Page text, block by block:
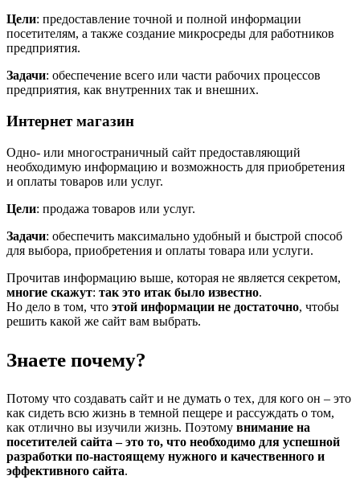
Цели: предоставление точной и полной информации
посетителям, а также создание микросреды для работников
предприятия.
Задачи: обеспечение всего или части рабочих процессов
предприятия, как внутренних так и внешних.
Интернет магазин
Одно- или многостраничный сайт предоставляющий
необходимую информацию и возможность для приобретения
и оплаты товаров или услуг.
Цели: продажа товаров или услуг.
Задачи: обеспечить максимально удобный и быстрой способ
для выбора, приобретения и оплаты товара или услуги.
Прочитав информацию выше, которая не является секретом,
многие скажут: так это итак было известно.
Но дело в том, что этой информации не достаточно, чтобы
решить какой же сайт вам выбрать.
Знаете почему?
Потому что создавать сайт и не думать о тех, для кого он – это
как сидеть всю жизнь в темной пещере и рассуждать о том,
как отлично вы изучили жизнь. Поэтому внимание на
посетителей сайта – это то, что необходимо для успешной
разработки по-настоящему нужного и качественного и
эффективного сайта.